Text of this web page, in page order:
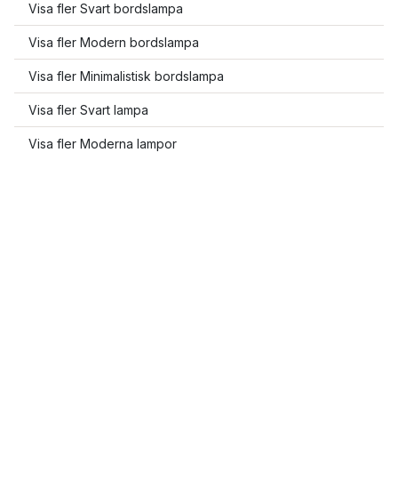
Visa fler Svart bordslampa
Visa fler Modern bordslampa
Visa fler Minimalistisk bordslampa
Visa fler Svart lampa
Visa fler Moderna lampor